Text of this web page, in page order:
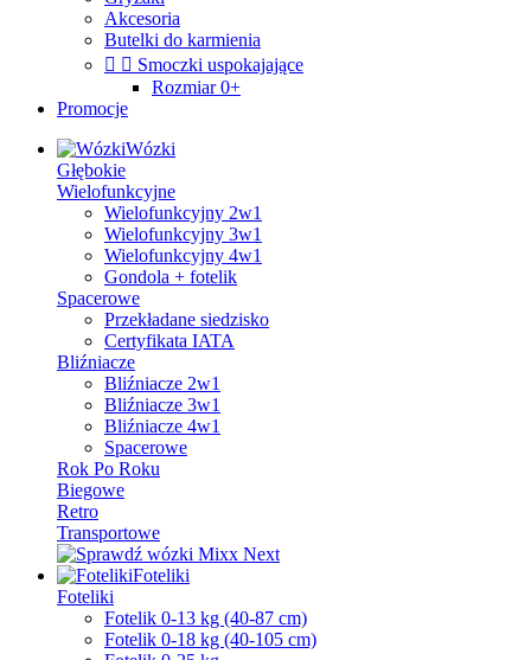
Akcesoria
Butelki do karmienia
  Smoczki uspokajające
Rozmiar 0+
Promocje
Wózki
Głębokie
Wielofunkcyjne
Wielofunkcyjny 2w1
Wielofunkcyjny 3w1
Wielofunkcyjny 4w1
Gondola + fotelik
Spacerowe
Przekładane siedzisko
Certyfikata IATA
Bliźniacze
Bliźniacze 2w1
Bliźniacze 3w1
Bliźniacze 4w1
Spacerowe
Rok Po Roku
Biegowe
Retro
Transportowe
Foteliki
Foteliki
Fotelik 0-13 kg (40-87 cm)
Fotelik 0-18 kg (40-105 cm)